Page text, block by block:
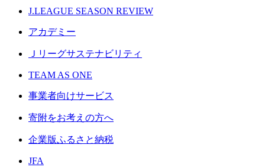
J.LEAGUE SEASON REVIEW
アカデミー
Ｊリーグサステナビリティ
TEAM AS ONE
事業者向けサービス
寄附をお考えの方へ
企業版ふるさと納税
JFA